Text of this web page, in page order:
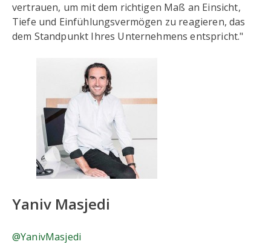
vertrauen, um mit dem richtigen Maß an Einsicht,
Tiefe und Einfühlungsvermögen zu reagieren, das
dem Standpunkt Ihres Unternehmens entspricht."
Yaniv Masjedi
@YanivMasjedi